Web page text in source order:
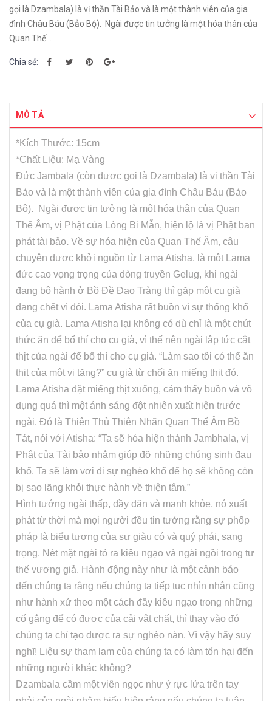
gọi là Dzambala) là vị thần Tài Bảo và là một thành viên của gia
đình Châu Báu (Bảo Bộ). Ngài được tin tưởng là một hóa thân của
Quan Thế...
Chia sẻ:
MÔ TẢ
*Kích Thước: 15cm
*Chất Liệu: Mạ Vàng
Đức Jambala (còn được gọi là Dzambala) là vị thần Tài
Bảo và là một thành viên của gia đình Châu Báu (Bảo
Bộ). Ngài được tin tưởng là một hóa thân của Quan
Thế Âm, vị Phật của Lòng Bi Mẫn, hiện lộ là vị Phật ban
phát tài bảo. Về sự hóa hiện của Quan Thế Âm, câu
chuyện được khởi nguồn từ Lama Atisha, là một Lama
đức cao vọng trọng của dòng truyền Gelug, khi ngài
đang bộ hành ở Bồ Đề Đạo Tràng thì gặp một cụ già
đang chết vì đói. Lama Atisha rất buồn vì sự thống khổ
của cụ già. Lama Atisha lại không có dù chỉ là một chút
thức ăn để bố thí cho cụ già, vì thế nên ngài lập tức cắt
thịt của ngài để bố thí cho cụ già. “Làm sao tôi có thể ăn
thịt của một vị tăng?” cụ già từ chối ăn miếng thịt đó.
Lama Atisha đặt miếng thịt xuống, cảm thấy buồn và vô
dụng quá thì một ánh sáng đột nhiên xuất hiện trước
ngài. Đó là Thiên Thủ Thiên Nhãn Quan Thế Âm Bồ
Tát, nói với Atisha: “Ta sẽ hóa hiện thành Jambhala, vị
Phật của Tài bảo nhằm giúp đỡ những chúng sinh đau
khổ. Ta sẽ làm vơi đi sự nghèo khổ để họ sẽ không còn
bị sao lãng khỏi thực hành về thiện tâm.”
Hình tướng ngài thấp, đầy đặn và mạnh khỏe, nó xuất
phát từ thời mà mọi người đều tin tưởng rằng sự phốp
pháp là biểu tượng của sự giàu có và quý phái, sang
trọng. Nét mặt ngài tỏ ra kiêu ngạo và ngài ngồi trong tư
thế vương giả. Hành động này như là một cảnh báo
đến chúng ta rằng nếu chúng ta tiếp tục nhìn nhận cũng
như hành xử theo một cách đầy kiêu ngạo trong những
cố gắng để có được của cải vật chất, thì thay vào đó
chúng ta chỉ tạo được ra sự nghèo nàn. Vì vậy hãy suy
nghĩ! Liệu sự tham lam của chúng ta có làm tổn hại đến
những người khác không?
Dzambala cầm một viên ngọc như ý rực lửa trên tay